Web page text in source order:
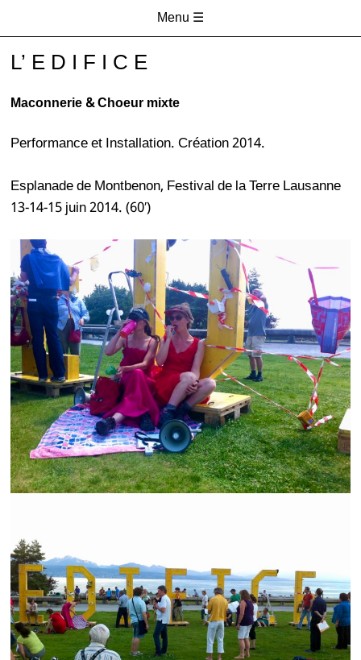
Bonsoir la
Compagnie
d'arts
vivants,
que
Menu ☰
Passer directement au contenu
L’ E D I F I C E
Maconnerie & Choeur mixte
Performance et Installation. Création 2014.
Esplanade de Montbenon, Festival de la Terre Lausanne
13-14-15 juin 2014. (60′)